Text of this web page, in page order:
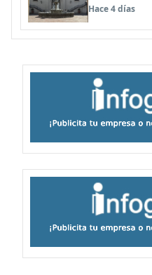
Hace 4 días